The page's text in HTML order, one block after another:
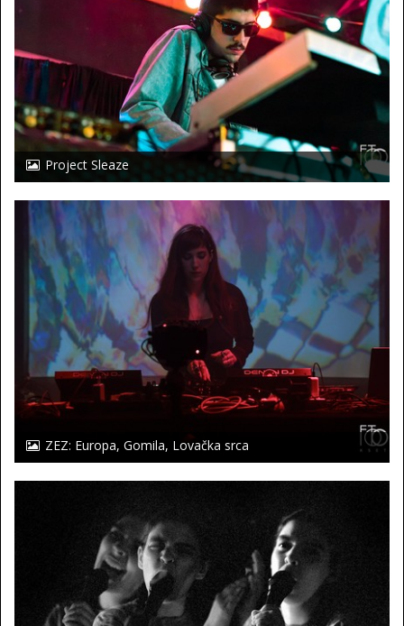
Project Sleaze
ZEZ: Europa, Gomila, Lovačka srca